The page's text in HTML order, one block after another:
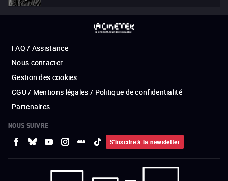
FAQ / Assistance
Nous contacter
Gestion des cookies
CGU / Mentions légales / Politique de confidentialité
Partenaires
NOUS SUIVRE
S'inscrire à la newsletter